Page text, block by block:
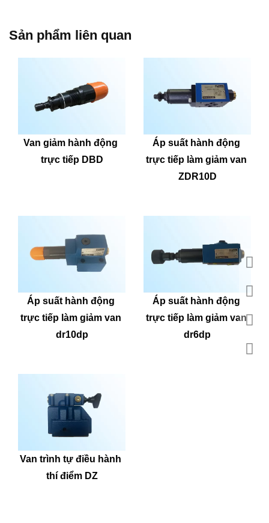
Sản phẩm liên quan
Van giảm hành động
trực tiếp DBD
Áp suất hành động
trực tiếp làm giảm van
ZDR10D
Áp suất hành động
trực tiếp làm giảm van
dr10dp
Áp suất hành động
trực tiếp làm giảm van
dr6dp
Van trình tự điều hành
thí điểm DZ